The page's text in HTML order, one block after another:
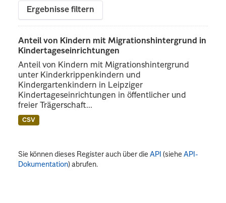
Ergebnisse filtern
Anteil von Kindern mit Migrationshintergrund in
Kindertageseinrichtungen
Anteil von Kindern mit Migrationshintergrund
unter Kinderkrippenkindern und
Kindergartenkindern in Leipziger
Kindertageseinrichtungen in öffentlicher und
freier Trägerschaft...
CSV
Sie können dieses Register auch über dieAPI (sieheAPI-
Dokumentation) abrufen.